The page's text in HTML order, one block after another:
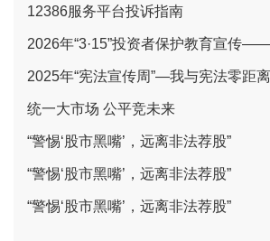
12386服务平台投诉指南
2025年“宪法宣传周”—我与宪法零距离
统一大市场 公平竞未来
“警惕‘股市黑嘴’，远离非法荐股”
“警惕‘股市黑嘴’，远离非法荐股”
“警惕‘股市黑嘴’，远离非法荐股”